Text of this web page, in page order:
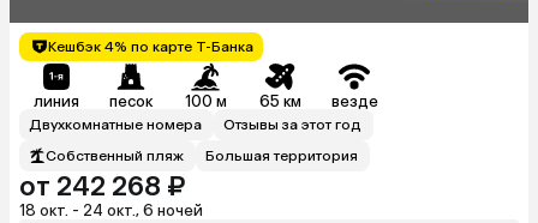
Кешбэк 4% по карте Т-Банка
линия песок 100 м 65 км везде
Двухкомнатные номера
Отзывы за этот год
Собственный пляж
Большая территория
от 242 268 ₽
18 окт. - 24 окт., 6 ночей